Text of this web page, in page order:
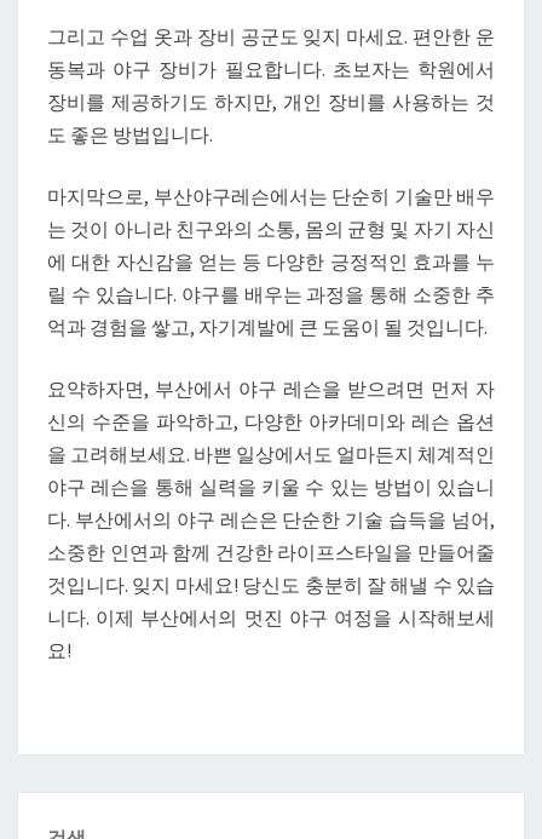
그리고 수업 옷과 장비 공군도 잊지 마세요. 편안한 운
동복과 야구 장비가 필요합니다. 초보자는 학원에서
장비를 제공하기도 하지만, 개인 장비를 사용하는 것
도 좋은 방법입니다.
마지막으로, 부산야구레슨에서는 단순히 기술만 배우
는 것이 아니라 친구와의 소통, 몸의 균형 및 자기 자신
에 대한 자신감을 얻는 등 다양한 긍정적인 효과를 누
릴 수 있습니다. 야구를 배우는 과정을 통해 소중한 추
억과 경험을 쌓고, 자기계발에 큰 도움이 될 것입니다.
요약하자면, 부산에서 야구 레슨을 받으려면 먼저 자
신의 수준을 파악하고, 다양한 아카데미와 레슨 옵션
을 고려해보세요. 바쁜 일상에서도 얼마든지 체계적인
야구 레슨을 통해 실력을 키울 수 있는 방법이 있습니
다. 부산에서의 야구 레슨은 단순한 기술 습득을 넘어,
소중한 인연과 함께 건강한 라이프스타일을 만들어줄
것입니다. 잊지 마세요! 당신도 충분히 잘 해낼 수 있습
니다. 이제 부산에서의 멋진 야구 여정을 시작해보세
요!